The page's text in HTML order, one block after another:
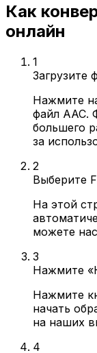
Как
онлайн
1
Загрузите
Нажмите
файл AAC.
большего
за
2
Выберите
На этой
можете
3
Нажмите
Нажмите
начать
на наших
4